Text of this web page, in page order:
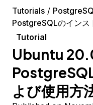
Tutorials
PostgreSQLのインス
Tutorial
Ubuntu
よび使用方